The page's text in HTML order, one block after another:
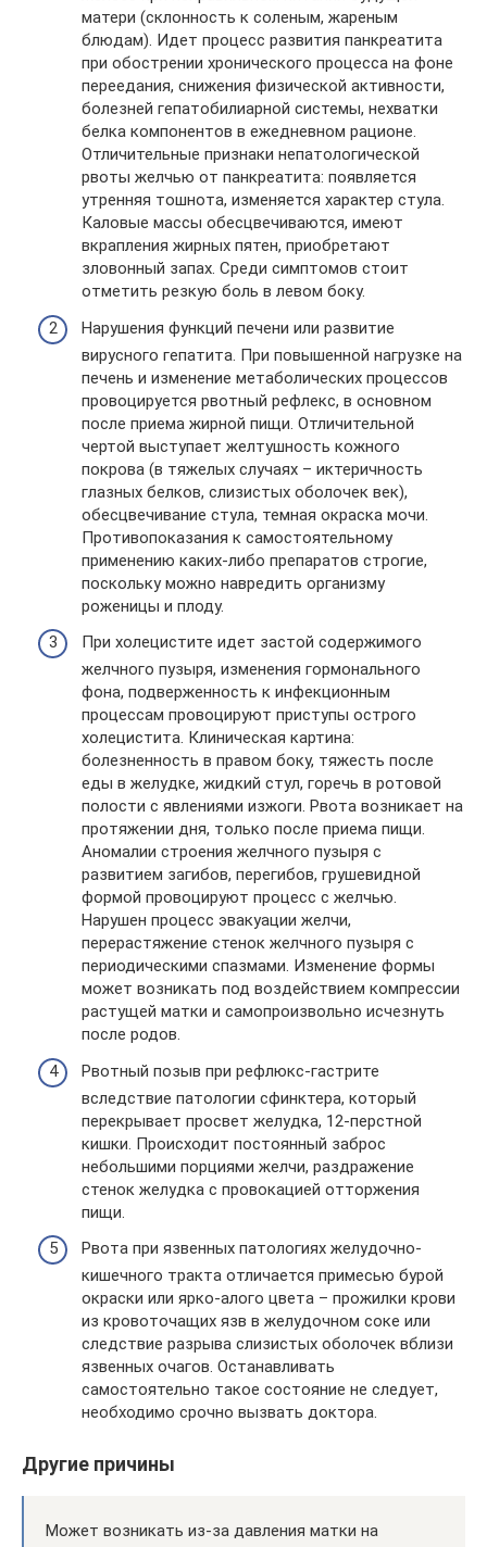
матери (склонность к соленым, жареным
блюдам). Идет процесс развития панкреатита
при обострении хронического процесса на фоне
переедания, снижения физической активности,
болезней гепатобилиарной системы, нехватки
белка компонентов в ежедневном рационе.
Отличительные признаки непатологической
рвоты желчью от панкреатита: появляется
утренняя тошнота, изменяется характер стула.
Каловые массы обесцвечиваются, имеют
вкрапления жирных пятен, приобретают
зловонный запах. Среди симптомов стоит
отметить резкую боль в левом боку.
Нарушения функций печени или развитие
вирусного гепатита. При повышенной нагрузке на
печень и изменение метаболических процессов
провоцируется рвотный рефлекс, в основном
после приема жирной пищи. Отличительной
чертой выступает желтушность кожного
покрова (в тяжелых случаях – иктеричность
глазных белков, слизистых оболочек век),
обесцвечивание стула, темная окраска мочи.
Противопоказания к самостоятельному
применению каких-либо препаратов строгие,
поскольку можно навредить организму
роженицы и плоду.
При холецистите идет застой содержимого
желчного пузыря, изменения гормонального
фона, подверженность к инфекционным
процессам провоцируют приступы острого
холецистита. Клиническая картина:
болезненность в правом боку, тяжесть после
еды в желудке, жидкий стул, горечь в ротовой
полости с явлениями изжоги. Рвота возникает на
протяжении дня, только после приема пищи.
Аномалии строения желчного пузыря с
развитием загибов, перегибов, грушевидной
формой провоцируют процесс с желчью.
Нарушен процесс эвакуации желчи,
перерастяжение стенок желчного пузыря с
периодическими спазмами. Изменение формы
может возникать под воздействием компрессии
растущей матки и самопроизвольно исчезнуть
после родов.
Рвотный позыв при рефлюкс-гастрите
вследствие патологии сфинктера, который
перекрывает просвет желудка, 12-перстной
кишки. Происходит постоянный заброс
небольшими порциями желчи, раздражение
стенок желудка с провокацией отторжения
пищи.
Рвота при язвенных патологиях желудочно-
кишечного тракта отличается примесью бурой
окраски или ярко-алого цвета – прожилки крови
из кровоточащих язв в желудочном соке или
следствие разрыва слизистых оболочек вблизи
язвенных очагов. Останавливать
самостоятельно такое состояние не следует,
необходимо срочно вызвать доктора.
Другие причины
Может возникать из-за давления матки на